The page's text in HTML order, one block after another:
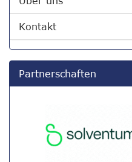
Kontakt
Partnerschaften